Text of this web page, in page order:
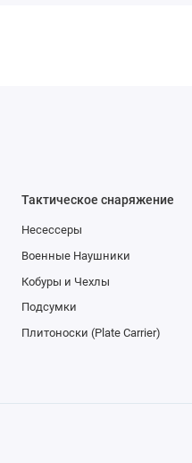
Тактическое снаряжение
Несессеры
Военные Наушники
Кобуры и Чехлы
Подсумки
Плитоноски (Plate Carrier)